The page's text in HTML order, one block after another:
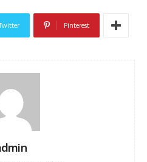
Pinterest